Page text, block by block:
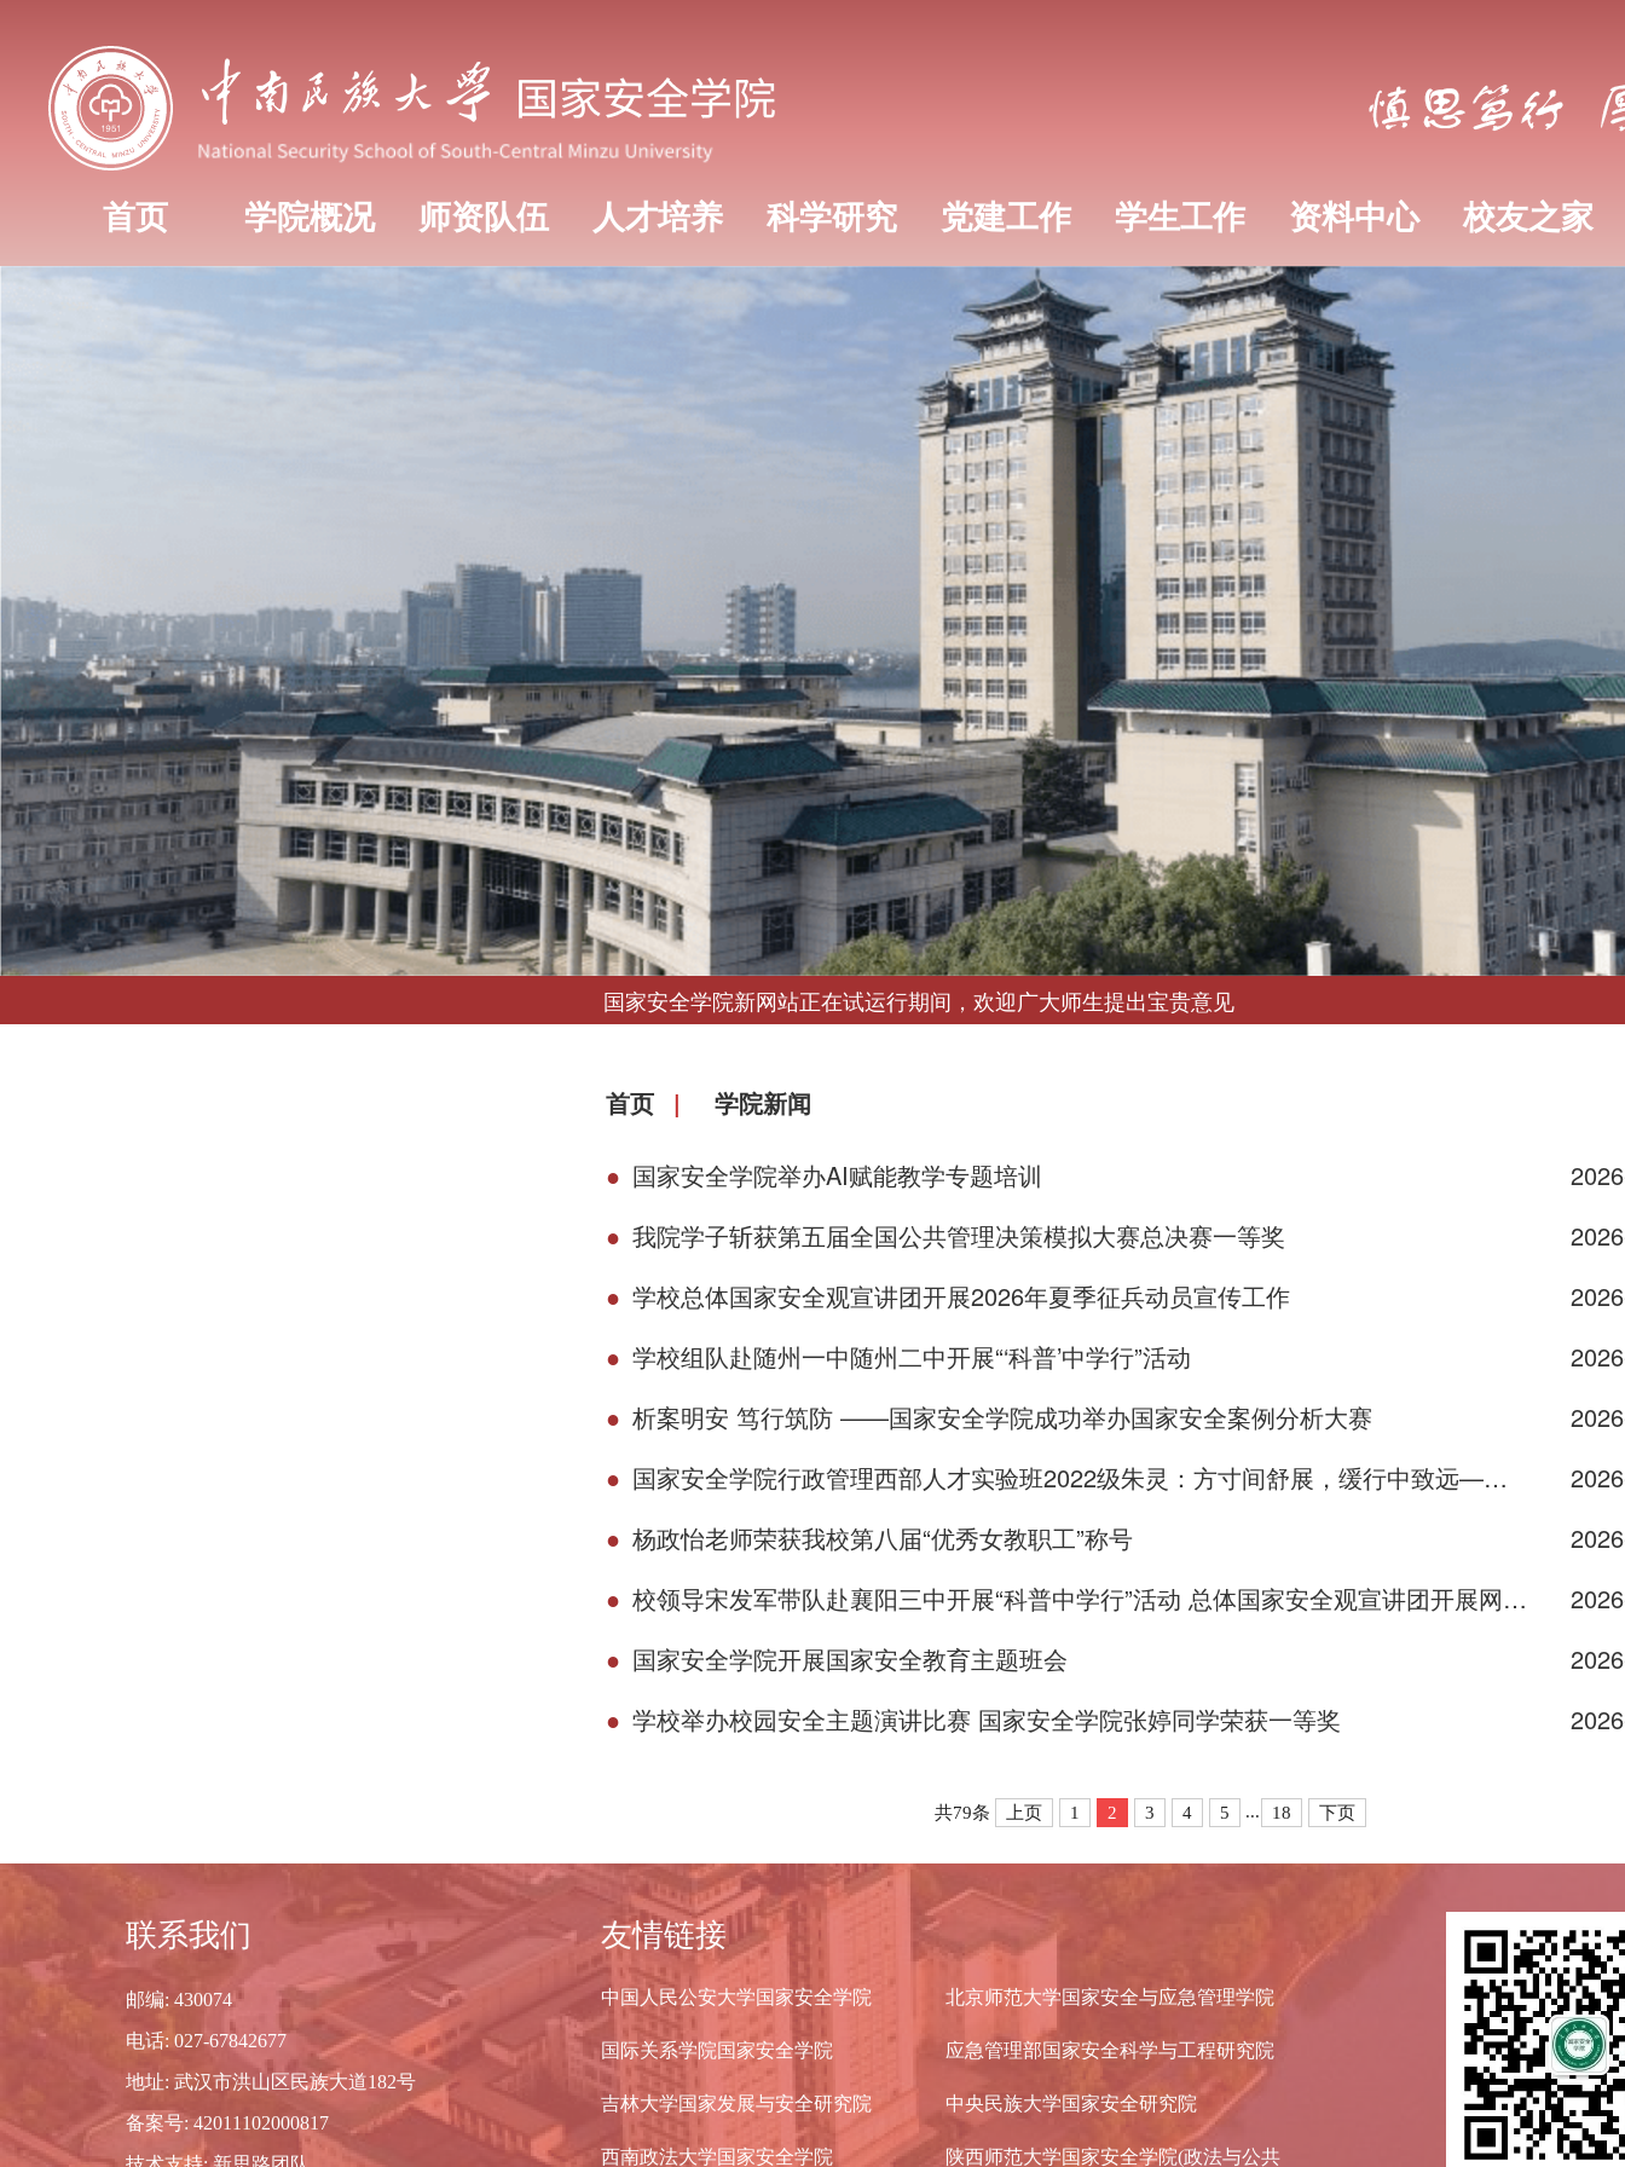
首页 学院概况 师资队伍 人才培养 科学研究 党建工作 学生工作 资料中心 校友之家
国家安全学院新网站正在试运行期间，欢迎广大师生提出宝贵意见
首页 学院新闻
● 国家安全学院举办AI赋能教学专题培训
● 我院学子斩获第五届全国公共管理决策模拟大赛总决赛一等奖
● 学校总体国家安全观宣讲团开展2026年夏季征兵动员宣传工作
● 学校组队赴随州一中随州二中开展“‘科普’中学行”活动
● 析案明安 笃行筑防 ——国家安全学院成功举办国家安全案例分析大赛
● 国家安全学院行政管理西部人才实验班2022级朱灵：方寸间舒展，缓行中致远——她的自我“管理”智慧
● 杨政怡老师荣获我校第八届“优秀女教职工”称号
● 校领导宋发军带队赴襄阳三中开展“科普中学行”活动 总体国家安全观宣讲团开展网络安全主题宣讲
● 国家安全学院开展国家安全教育主题班会
● 学校举办校园安全主题演讲比赛 国家安全学院张婷同学荣获一等奖
共79条 上页 1 2 3 4 5 ... 18 下页
联系我们
邮编: 430074
电话: 027-67842677
地址: 武汉市洪山区民族大道182号
备案号: 42011102000817
友情链接
中国人民公安大学国家安全学院 北京师范大学国家安全与应急管理学院
国际关系学院国家安全学院 应急管理部国家安全科学与工程研究院
吉林大学国家发展与安全研究院 中央民族大学国家安全研究院
西南政法大学国家安全学院 陕西师范大学国家安全学院(政法与公共